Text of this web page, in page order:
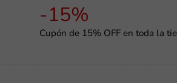
-15%
Cupón de 15% OFF en toda la